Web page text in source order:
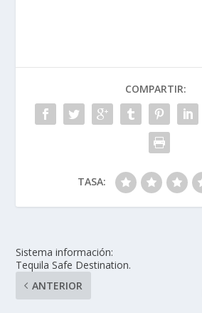
COMPARTIR:
TASA:
Sistema información:
Tequila Safe Destination.
ANTERIOR